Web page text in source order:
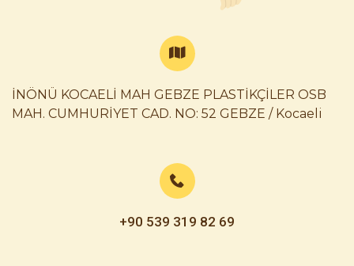
İNÖNÜ KOCAELİ MAH GEBZE PLASTİKÇİLER OSB
MAH. CUMHURİYET CAD. NO: 52 GEBZE / Kocaeli
+90 539 319 82 69